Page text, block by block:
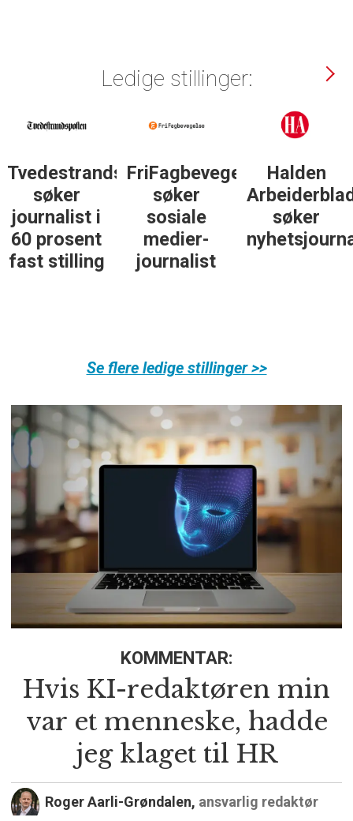
Ledige stillinger:
Tvedestrandsposten
søker
journalist i
60 prosent
fast stilling
FriFagbevegelse
søker
sosiale
medier-
journalist
Halden
søker
Se flere ledige stillinger >>
KOMMENTAR:
Hvis KI-redaktøren min
var et menneske, hadde
jeg klaget til HR
Roger Aarli-Grøndalen, ansvarlig redaktør